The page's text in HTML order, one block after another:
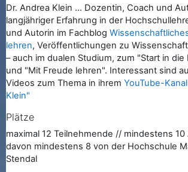
Dr. Andrea Klein ... Dozentin, Coach und
langjähriger Erfahrung in der
und Autorin im Fachblog
lehren, Veröffentlichungen zu
– auch im dualen Studium, zum "Start in
und "Mit Freude lehren". Interessant sind
Videos zum Thema in ihrem YouTube-
Klein"
Plätze
maximal 12 Teilnehmende // mindestens
davon mindestens 8 von der Hochschule
Stendal